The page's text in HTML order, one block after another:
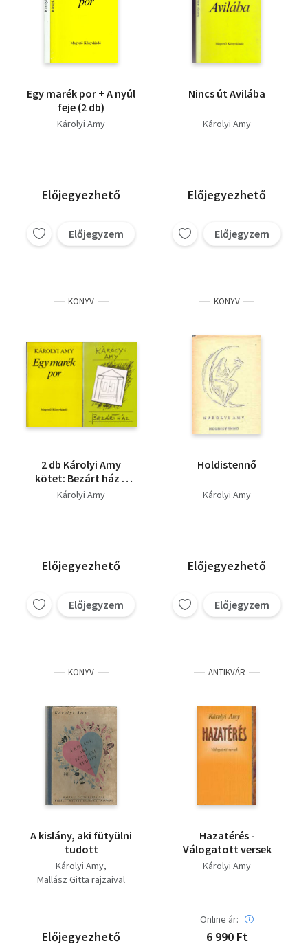
Egy marék por + A nyúl
feje (2 db)
Károlyi Amy
Előjegyezhető
Előjegyzem
Nincs út Avilába
Károlyi Amy
Előjegyezhető
Előjegyzem
KÖNYV
2 db Károlyi Amy
kötet: Bezárt ház +
Egy marék por
Károlyi Amy
Előjegyezhető
Előjegyzem
KÖNYV
Holdistennő
Károlyi Amy
Előjegyezhető
Előjegyzem
KÖNYV
A kislány, aki fütyülni
tudott
Károlyi Amy
Mallász Gitta rajzaival
Előjegyezhető
ANTIKVÁR
Hazatérés -
Válogatott versek
Károlyi Amy
Online ár:
6 990 Ft